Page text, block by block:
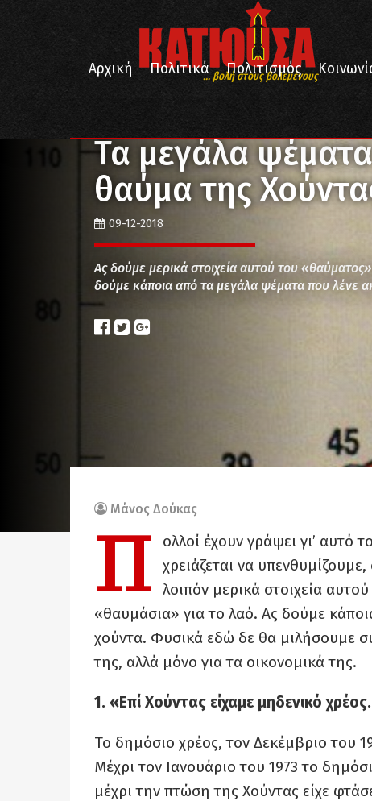
... βολή στους βολεμένους
Αρχική
Πολιτικά Πολιτισμός
Πολιτικά Τα μεγάλα ψέματα
Τα μεγάλα
θαύμα της
09-12-2018
Ας δούμε μερικά στοιχεία αυτού του
δούμε κάποια από τα μεγάλα ψέματα που λένε
Μάνος Δούκας
Π ολλοί έχουν γράψει γι’ αυτό
χρειάζεται να υπενθυμίζουμε,
λοιπόν μερικά στοιχεία
«θαυμάσια» για το λαό. Ας δούμε
χούντα. Φυσικά εδώ δε θα μιλήσουμε
της, αλλά μόνο για τα οικονομικά της.
1. «Επί Χούντας είχαμε μηδενικό
Το δημόσιο χρέος, τον Δεκέμβριο του
Μέχρι τον Ιανουάριο του 1973 το
μέχρι την πτώση της Χούντας είχε